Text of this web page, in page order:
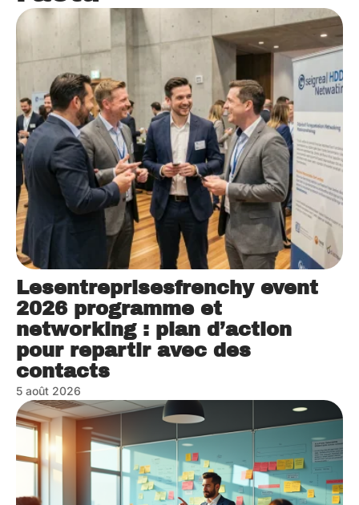
Lesentreprisesfrenchy event
2026 programme et
networking : plan d’action
pour repartir avec des
contacts
5 août 2026